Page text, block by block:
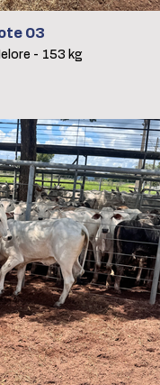
03
- 153 kg